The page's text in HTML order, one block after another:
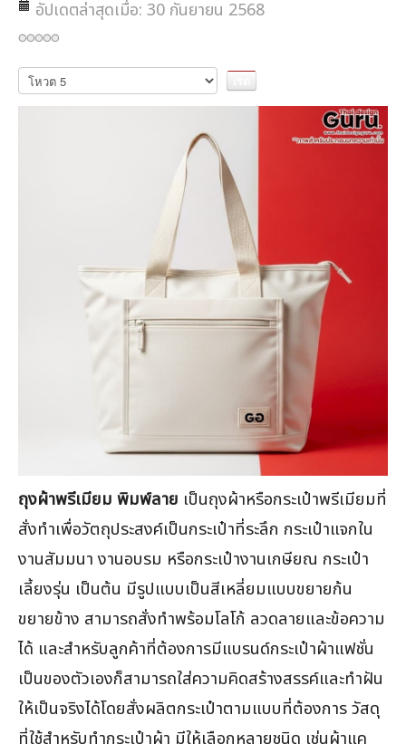
อัปเดตล่าสุดเมื่อ: 30 กันยายน 2568
กรุณา
ให้
คะแนน
ถุงผ้าพรีเมียม พิมพ์ลาย เป็นถุงผ้าหรือกระเป๋าพรีเมียมที่
สั่งทำเพื่อวัตถุประสงค์เป็นกระเป๋าที่ระลึก กระเป๋าแจกใน
งานสัมมนา งานอบรม หรือกระเป๋างานเกษียณ กระเป๋า
เลี้ยงรุ่น เป็นต้น มีรูปแบบเป็นสีเหลี่ยมแบบขยายก้น
ขยายข้าง สามารถสั่งทำพร้อมโลโก้ ลวดลายและข้อความ
ได้ และสำหรับลูกค้าที่ต้องการมีแบรนด์กระเป๋าผ้าแฟชั่น
เป็นของตัวเองก็สามารถใส่ความคิดสร้างสรรค์และทำฝัน
ให้เป็นจริงได้โดยสั่งผลิตกระเป๋าตามแบบที่ต้องการ วัสดุ
ที่ใช้สำหรับทำกระเป๋าผ้า มีให้เลือกหลายชนิด เช่นผ้าแค